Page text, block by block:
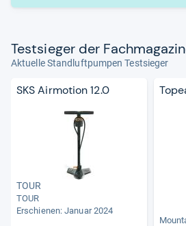
Test­sie­ger der
Aktuelle Standluftpumpen Testsieger
SKS Airmotion 12.0
TOUR
TOUR
Erschienen: Januar 2024